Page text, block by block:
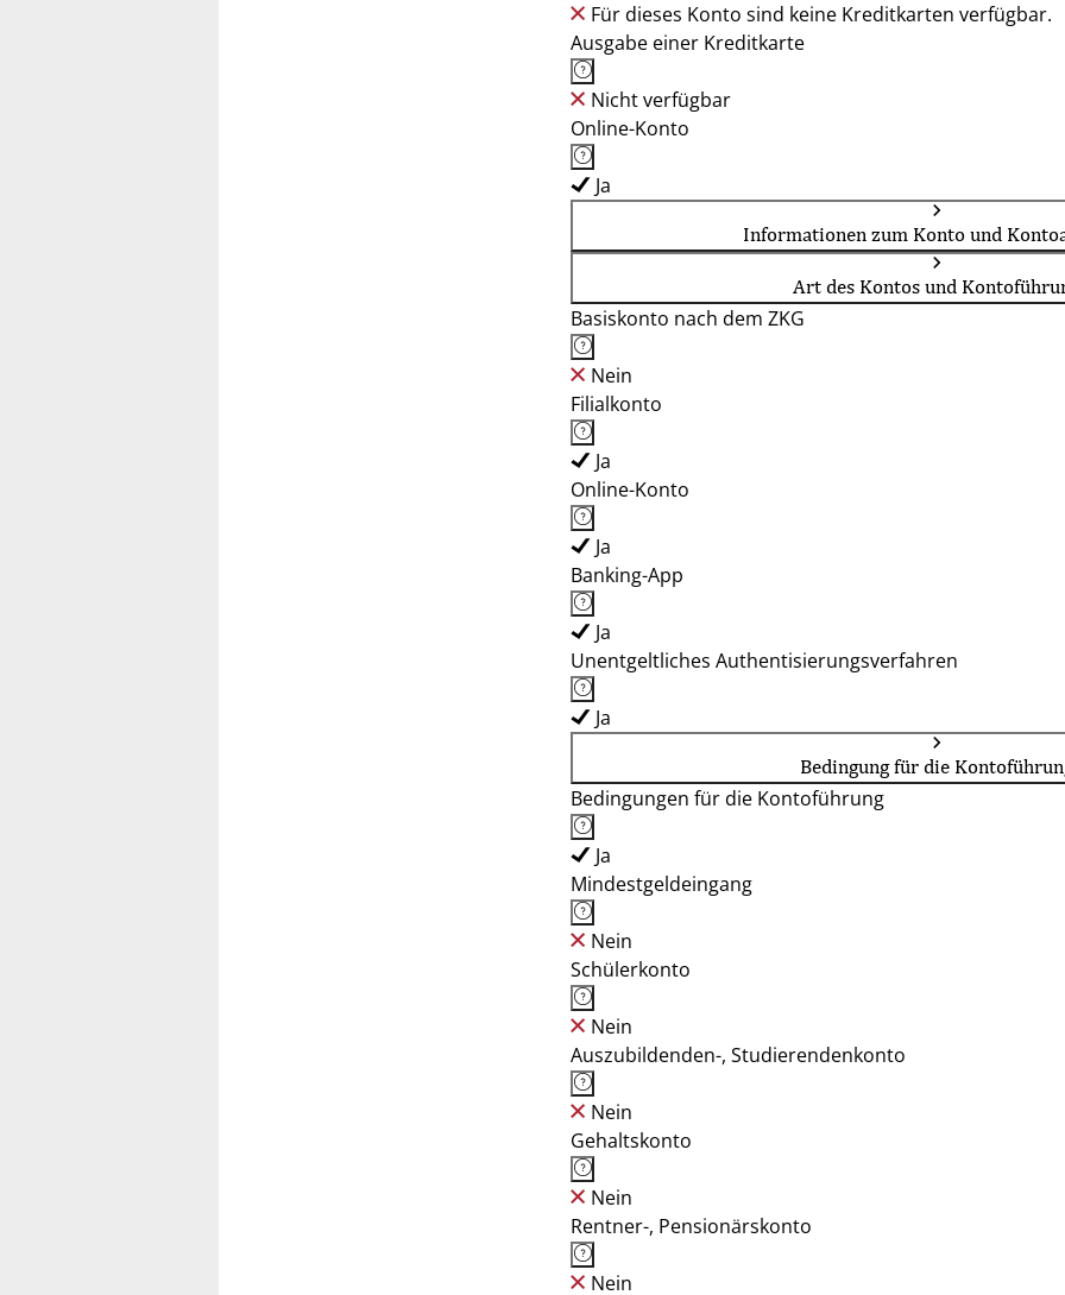
Für dieses Konto sind keine Kreditkarten verfügbar.
Ausgabe einer Kreditkarte
Nicht verfügbar
Online-Konto
Ja
Informationen zum Konto und
Art des Kontos und
Basiskonto nach dem ZKG
Nein
Filialkonto
Ja
Online-Konto
Ja
Banking-App
Ja
Unentgeltliches Authentisierungsverfahren
Ja
Bedingung für die
Bedingungen für die Kontoführung
Ja
Mindestgeldeingang
Nein
Schülerkonto
Nein
Auszubildenden-, Studierendenkonto
Nein
Gehaltskonto
Nein
Rentner-, Pensionärskonto
Nein